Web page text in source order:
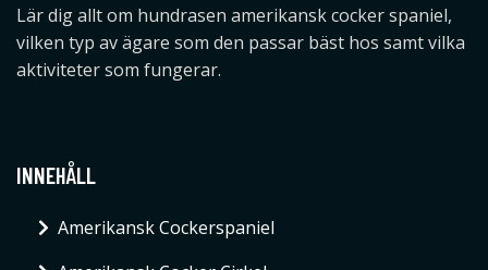
Lär dig allt om hundrasen amerikansk cocker spaniel,
vilken typ av ägare som den passar bäst hos samt vilka
aktiviteter som fungerar.
INNEHÅLL
Amerikansk Cockerspaniel